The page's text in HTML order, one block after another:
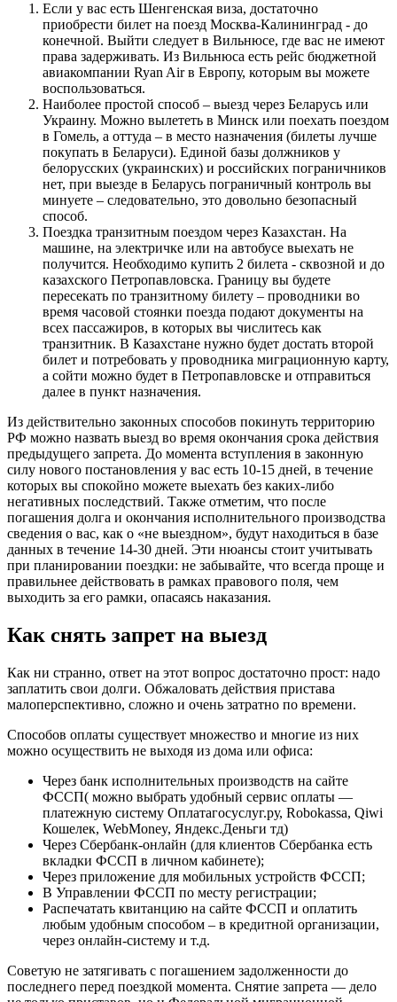
Если у вас есть Шенгенская виза, достаточно
приобрести билет на поезд Москва-Калининград - до
конечной. Выйти следует в Вильнюсе, где вас не имеют
права задерживать. Из Вильнюса есть рейс бюджетной
авиакомпании Ryan Air в Европу, которым вы можете
воспользоваться.
Наиболее простой способ – выезд через Беларусь или
Украину. Можно вылететь в Минск или поехать поездом
в Гомель, а оттуда – в место назначения (билеты лучше
покупать в Беларуси). Единой базы должников у
белорусских (украинских) и российских пограничников
нет, при выезде в Беларусь пограничный контроль вы
минуете – следовательно, это довольно безопасный
способ.
Поездка транзитным поездом через Казахстан. На
машине, на электричке или на автобусе выехать не
получится. Необходимо купить 2 билета - сквозной и до
казахского Петропавловска. Границу вы будете
пересекать по транзитному билету – проводники во
время часовой стоянки поезда подают документы на
всех пассажиров, в которых вы числитесь как
транзитник. В Казахстане нужно будет достать второй
билет и потребовать у проводника миграционную карту,
а сойти можно будет в Петропавловске и отправиться
далее в пункт назначения.
Из действительно законных способов покинуть территорию
РФ можно назвать выезд во время окончания срока действия
предыдущего запрета. До момента вступления в законную
силу нового постановления у вас есть 10-15 дней, в течение
которых вы спокойно можете выехать без каких-либо
негативных последствий. Также отметим, что после
погашения долга и окончания исполнительного производства
сведения о вас, как о «не выездном», будут находиться в базе
данных в течение 14-30 дней. Эти нюансы стоит учитывать
при планировании поездки: не забывайте, что всегда проще и
правильнее действовать в рамках правового поля, чем
выходить за его рамки, опасаясь наказания.
Как снять запрет на выезд
Как ни странно, ответ на этот вопрос достаточно прост: надо
заплатить свои долги. Обжаловать действия пристава
малоперспективно, сложно и очень затратно по времени.
Способов оплаты существует множество и многие из них
можно осуществить не выходя из дома или офиса:
Через банк исполнительных производств на сайте
ФССП( можно выбрать удобный сервис оплаты —
платежную систему Оплатагосуслуг.ру, Robokassa, Qiwi
Кошелек, WebMoney, Яндекс.Деньги тд)
Через Сбербанк-онлайн (для клиентов Сбербанка есть
вкладки ФССП в личном кабинете);
Через приложение для мобильных устройств ФССП;
В Управлении ФССП по месту регистрации;
Распечатать квитанцию на сайте ФССП и оплатить
любым удобным способом – в кредитной организации,
через онлайн-систему и т.д.
Советую не затягивать с погашением задолженности до
последнего перед поездкой момента. Снятие запрета — дело